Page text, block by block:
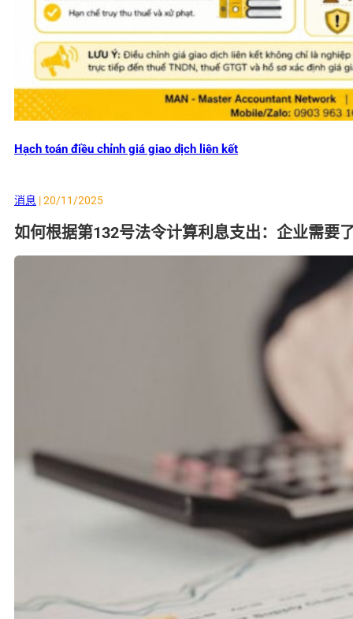
Hạch toán điều chỉnh giá giao dịch liên kết
消息 | 20/11/2025
如何根据第132号法令计算利息支出：企业需要